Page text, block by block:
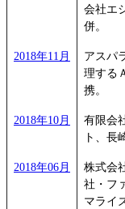
会社エ
併。
2018年11月
アスパ
理する
携。
2018年10月
有限会
ト、長
2018年06月
株式会
社・フ
マライ